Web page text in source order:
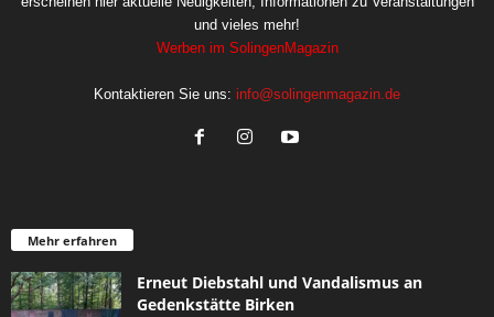
und vieles mehr!
Werben im SolingenMagazin
Kontaktieren Sie uns: info@solingenmagazin.de
Mehr erfahren
Erneut Diebstahl und Vandalismus an
Gedenkstätte Birken